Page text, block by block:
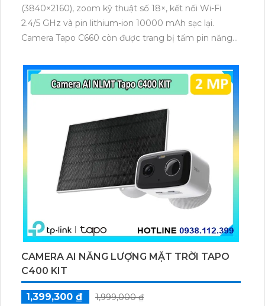
(3840×2160), zoom kỹ thuật số 18×, kết nối Wi-Fi
2.4/5 GHz và pin lithium-ion 10000 mAh sạc lại.
Camera Tapo C660 còn được trang bị tấm pin năng
thú cưng, phương tiện, lưu trữ thẻ microSD tối đa 512
GB.
CAMERA AI NĂNG LƯỢNG MẶT TRỜI TAPO
C400 KIT
1,399,300 ₫
1,999,000 ₫